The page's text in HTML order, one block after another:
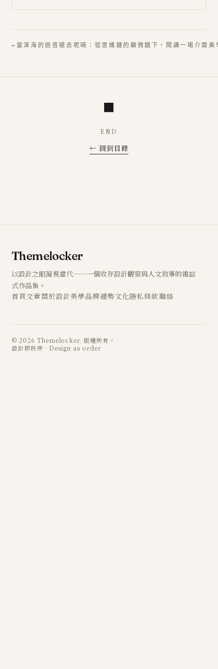
← 當深海的迴音褪去呢喃：從思維鏈的顯微鏡下，閱讀一場介面美
END
← 回到目錄
Themelocker
以設計之眼凝視當代——一個收存設計觀察與人文敘事的雜誌
式作品集。
首頁文章關於設計美學品牌趨勢文化隱私條款聯絡
© 2026 Themelocker. 版權所有。
設計即秩序 · Design as order